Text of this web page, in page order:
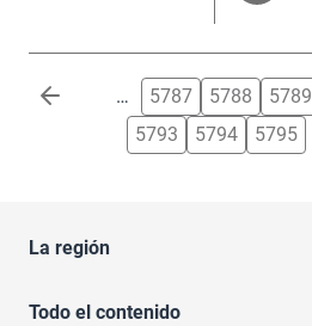
Paginación … 5787 5788 5789
5793
5794 5795
La región
Todo el contenido